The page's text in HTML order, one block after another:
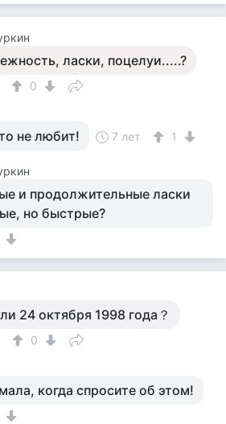
ласки, поцелуи.....?
0
не любит! 7 лет 1
и продолжительные ласки
но быстрые?
24 октября 1998 года？
0
когда спросите об этом!